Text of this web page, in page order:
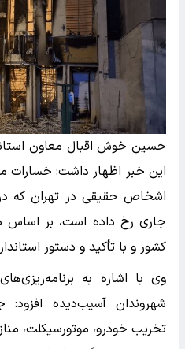
حسین خوش‌ اقبال معاون
این خبر اظهار داشت: خسارات
اشخاص حقیقی در تهران که
جاری رخ داده است، بر اساس
کشور و با تأکید و دستور
وی با اشاره به
شهروندان آسیب‌دیده
تخریب خودرو، موتورسیکلت،